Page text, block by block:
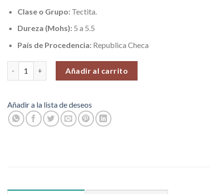
Clase o Grupo:Tectita.
Dureza (Mohs):5 a 5.5
País de Procedencia: Republica Checa
Añadir al carrito
Añadir a la lista de deseos